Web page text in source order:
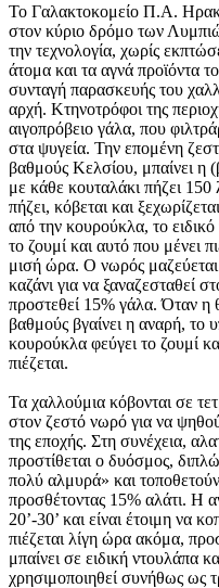
Το Γαλακτοκομείο Π.Α.
στον κύριο δρόμο των
την τεχνολογία, χωρίς
άτομα και τα αγνά προϊόντα
συνταγή παρασκευής του
αρχή. Κτηνοτρόφοι της
αιγοπρόβειο γάλα, που
στα ψυγεία. Την επομένη
βαθμούς Κελσίου, μπαίνει η
με κάθε κουταλάκι πήζει 150
πήζει, κόβεται και
από την κουρούκλα, το
το ζουμί και αυτό που μένει
μισή ώρα. Ο νωρός μαζεύεται
καζάνι για να ξαναζεσταθεί
προστεθεί 15% γάλα. Όταν η
βαθμούς βγαίνει η αναρή, το
κουρούκλα φεύγει το ζουμί
πιέζεται.
Τα χαλλούμια κόβονται σε
στον ζεστό νωρό για να
της εποχής. Στη συνέχεια,
προστίθεται ο δυόσμος,
πολύ αλμυρά» και
προσθέτοντας 15% αλάτι. Η
20’-30’ και είναι έτοιμη να
πιέζεται λίγη ώρα ακόμα,
μπαίνει σε ειδική ντουλάπα
χρησιμοποιηθεί συνήθως ως